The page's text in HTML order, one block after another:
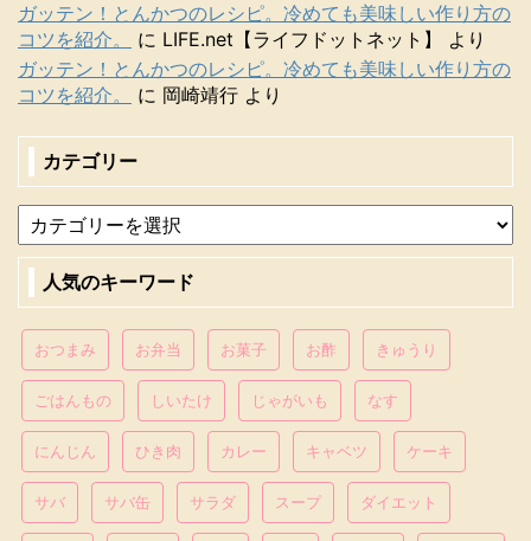
ガッテン！とんかつのレシピ。冷めても美味しい作り方の
コツを紹介。
に LIFE.net【ライフドットネット】
より
ガッテン！とんかつのレシピ。冷めても美味しい作り方の
コツを紹介。
に 岡崎靖行 より
カテゴリー
人気のキーワード
おつまみ お弁当 お菓子 お酢 きゅうり
ごはんもの しいたけ じゃがいも なす
にんじん ひき肉 カレー キャベツ ケーキ
サバ サバ缶 サラダ スープ ダイエット